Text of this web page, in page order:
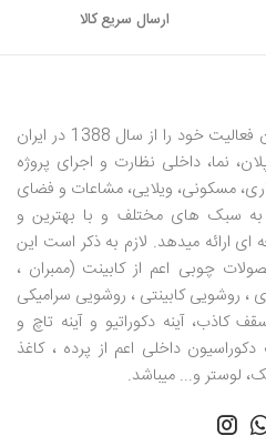
ارسال سریع کالا
گروه مهندسی معماری سبک مدرن فعالیت خود را از سال 1388 در ایران
نما، داخلی نظارت و اجرای پروژه
مسکونی، ویلایی، مشاعات و فضای
به سبک های مختلف و با بهترین و
ای ارائه میدهد. لازم به ذکر است این
چوبی اعم از کابینت (ممبران ،
، روشویی کابینتی ، روشویی سرامیکی
کاذب، آینه دکوراتیو و آینه تاچ و
داخلی اعم از پرده ، کاغذ
لوستر و... میباشد.